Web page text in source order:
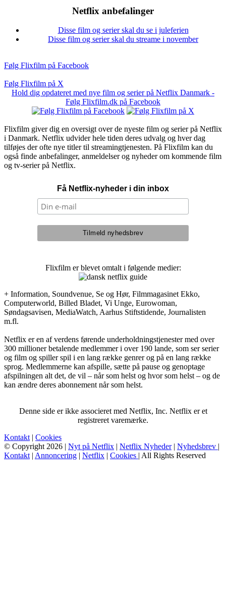
Netflix anbefalinger
Disse film og serier skal du se i juleferien
Disse film og serier skal du streame i november
Følg Flixfilm på Facebook
Følg Flixfilm på X
Hold dig opdateret med nye film og serier på Netflix Danmark -
Følg Flixfilm.dk på Facebook
Flixfilm giver dig en oversigt over de nyeste film og serier på Netflix
i Danmark. Netflix udvider hele tiden deres udvalg og hver dag
tilføjes der ofte nye titler til streamingtjenesten. På Flixfilm kan du
også finde anbefalinger, anmeldelser og nyheder om kommende film
og tv-serier på Netflix.
Få Netflix-nyheder i din inbox
Flixfilm er blevet omtalt i følgende medier:
+ Information, Soundvenue, Se og Hør, Filmmagasinet Ekko,
Computerworld, Billed Bladet, Vi Unge, Eurowoman,
Søndagsavisen, MediaWatch, Aarhus Stiftstidende, Journalisten
m.fl.
Netflix er en af verdens førende underholdningstjenester med over
300 millioner betalende medlemmer i over 190 lande, som ser serier
og film og spiller spil i en lang række genrer og på en lang række
sprog. Medlemmerne kan afspille, sætte på pause og genoptage
afspilningen alt det, de vil – når som helst og hvor som helst – og de
kan ændre deres abonnement når som helst.
Denne side er ikke associeret med Netflix, Inc. Netflix er et
registreret varemærke.
Kontakt | Cookies
© Copyright 2026 | Nyt på Netflix | Netflix Nyheder| Nyhedsbrev |
Kontakt | Annoncering | Netflix | Cookies | All Rights Reserved